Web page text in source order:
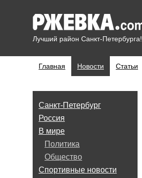
Лучший район Санкт-Петербурга!
Главная Новости Статьи
Санкт-Петербург
Россия
В мире
Политика
Общество
Спортивные новости